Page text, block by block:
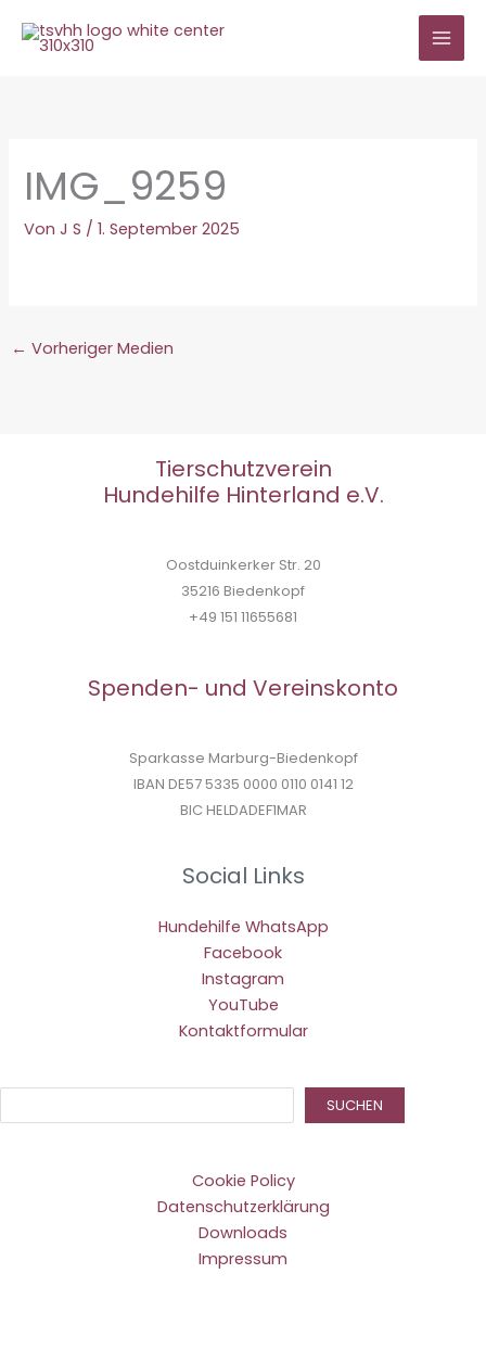
Inhalt
IMG_9259
VonJ S /1. September 2025
← Vorheriger Medien
Tierschutzverein
Hundehilfe Hinterland e.V.
Oostduinkerker Str. 20
35216 Biedenkopf
+49 151 11655681
Spenden- und Vereinskonto
Sparkasse Marburg-Biedenkopf
IBAN DE57 5335 0000 0110 0141 12
BIC HELDADEF1MAR
Social Links
Hundehilfe WhatsApp
Facebook
Instagram
YouTube
Kontaktformular
SUCHEN
Cookie Policy
Datenschutzerklärung
Downloads
Impressum